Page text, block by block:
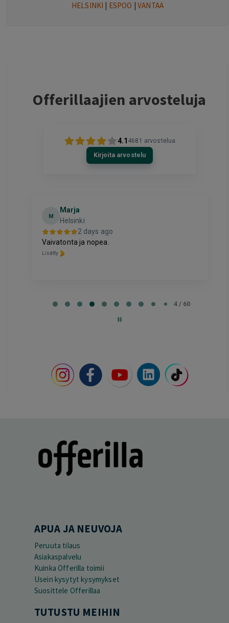
HELSINKI | ESPOO |VANTAA
Offerillaajien arvosteluja
4.1 4681 arvostelua
Kirjoita arvostelu
T
Toni
Espoo
2 days ago
Hinta palvelulle oli hyvä, ja ostaminen oli
selkeää ja vaivatonta
4 / 60
APUA JA NEUVOJA
Peruuta tilaus
Asiakaspalvelu
Kuinka Offerilla toimii
Usein kysytyt kysymykset
Suosittele Offerillaa
TUTUSTU MEIHIN